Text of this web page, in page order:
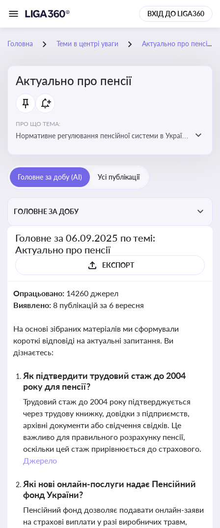
ВХІД ДО LIGA360
Головна Теми в центрі уваги Актуально про пенсії
Актуально про пенсії
ПРО ЩО ТЕМА:
Нормативне регулювання пенсійної системи в Україні
Головне за добу (AI) Усі публікації
ГОЛОВНЕ ЗА ДОБУ
Головне за 06.09.2025 по темі:
Актуально про пенсії
ЕКСПОРТ
Опрацьовано: 14260 джерел
Виявлено: 8 публікацій за 6 вересня
На основі зібраних матеріалів ми сформували
короткі відповіді на актуальні запитання. Ви
дізнаєтесь:
Як підтвердити трудовий стаж до 2004
року для пенсії?
Трудовий стаж до 2004 року підтверджується
через трудову книжку, довідки з підприємств,
архівні документи або свідчення свідків. Це
важливо для правильного розрахунку пенсії,
оскільки цей стаж прирівнюється до страхового.
Джерело
Які нові онлайн-послуги надає Пенсійний
фонд України?
Пенсійний фонд дозволяє подавати онлайн-заяви
на страхові виплати у разі виробничих травм,